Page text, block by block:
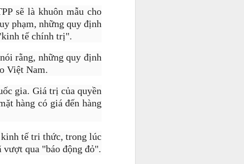
sẽ là khuôn mẫu cho
phạm, những quy định
tế chính trị".
rằng, những quy định
Việt Nam.
gia. Giá trị của quyền
hàng có giá đến hàng
tế tri thức, trong lúc
vượt qua "báo động đỏ".
bạn trẻ hãy